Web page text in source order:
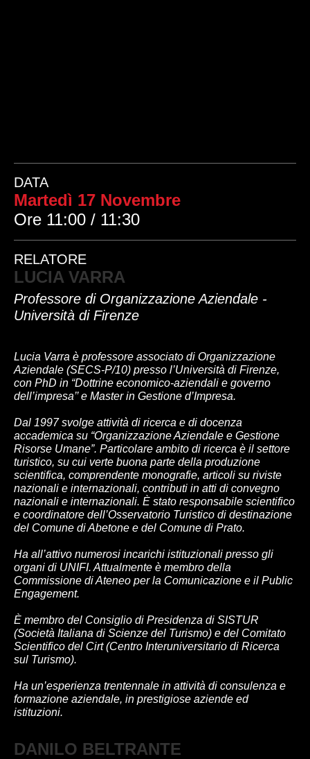
DATA
Martedì 17 Novembre
Ore 11:00 / 11:30
RELATORE
LUCIA VARRA
Professore di Organizzazione Aziendale -
Università di Firenze
Lucia Varra è professore associato di Organizzazione
Aziendale (SECS-P/10) presso l’Università di Firenze,
con PhD in “Dottrine economico-aziendali e governo
dell’impresa’’ e Master in Gestione d’Impresa.
Dal 1997 svolge attività di ricerca e di docenza
accademica su “Organizzazione Aziendale e Gestione
Risorse Umane”. Particolare ambito di ricerca è il settore
turistico, su cui verte buona parte della produzione
scientifica, comprendente monografie, articoli su riviste
nazionali e internazionali, contributi in atti di convegno
nazionali e internazionali. È stato responsabile scientifico
e coordinatore dell’Osservatorio Turistico di destinazione
del Comune di Abetone e del Comune di Prato.
Ha all’attivo numerosi incarichi istituzionali presso gli
organi di UNIFI. Attualmente è membro della
Commissione di Ateneo per la Comunicazione e il Public
Engagement.
È membro del Consiglio di Presidenza di SISTUR
(Società Italiana di Scienze del Turismo) e del Comitato
Scientifico del Cirt (Centro Interuniversitario di Ricerca
sul Turismo).
Ha un’esperienza trentennale in attività di consulenza e
formazione aziendale, in prestigiose aziende ed
istituzioni.
DANILO BELTRANTE